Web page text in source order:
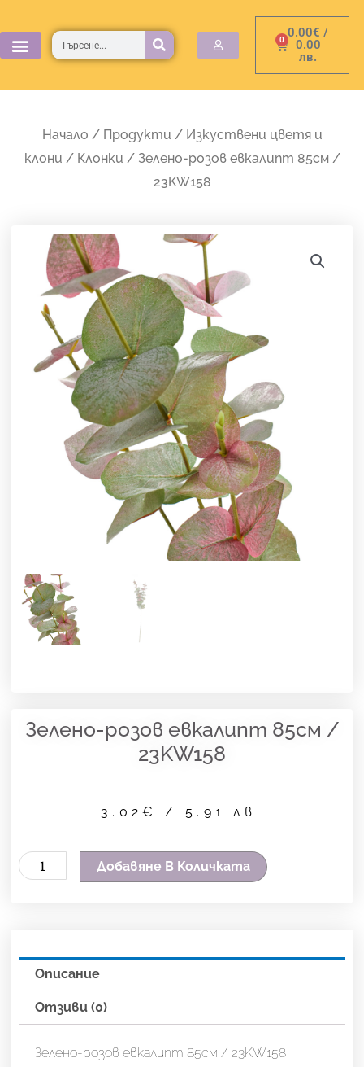
to
content
0.00€ /
0.00
лв.
0
Cart
Търсене
Начало / Продукти / Изкуствени цветя и
клони / Клонки / Зелено-розов евкалипт 85см /
23KW158
Зелено-розов евкалипт 85см /
23KW158
3.02€ / 5.91 лв.
количество
евкалипт
85см
23KW158
Добавяне В Количката
Описание
Отзиви (0)
Зелено-розов евкалипт 85см / 23KW158